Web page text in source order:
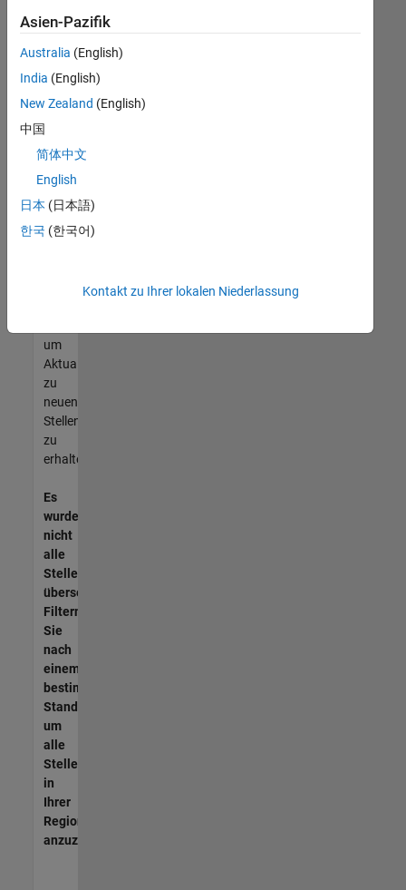
noch
keine
offenen
Stellen
können,
die
Ihren
entsprechen,
werden
unseres
um
Aktualisierungen
zu
neuen
Stellenangeboten
zu
erhalten.
Es
wurden
nicht
alle
Stellen
übersetzt.
Filtern
Sie
nach
einem
bestimmten
Standort,
um
alle
Stellenangebote
in
Ihrer
Region
anzuzeigen.
Asien-Pazifik
Australia (English)
India (English)
New Zealand (English)
中国
简体中文
English
日本 (日本語)
한국 (한국어)
Kontakt zu Ihrer lokalen Niederlassung